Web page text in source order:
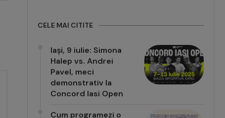
CELE MAI CITITE
Iași, 9 iulie: Simona
Halep vs. Andrei
Pavel, meci
demonstrativ la
Concord Iasi Open
Cum programezi o